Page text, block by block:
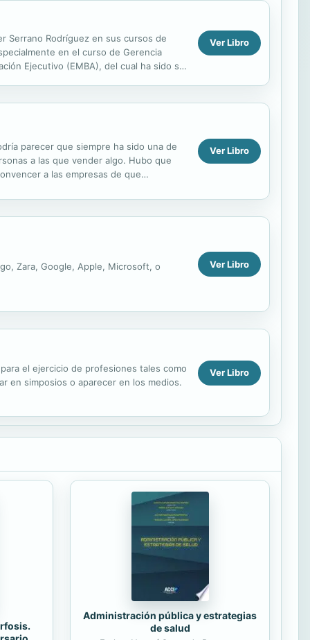
Serrano Rodríguez en sus cursos de
en el curso de Gerencia
Ejecutivo (EMBA), del cual ha sido su
Ver Libro
parecer que siempre ha sido una de
a las que vender algo. Hubo que
a las empresas de que
Ver Libro
Zara, Google, Apple, Microsoft, o Ver Libro
el ejercicio de profesiones tales como
en simposios o aparecer en los medios.
Ver Libro
Administración pública y estrategias
de salud